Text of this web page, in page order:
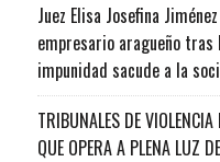
Juez Elisa Josefina
empresario aragueño
impunidad sacude a la
TRIBUNALES DE
QUE OPERA A PLENA LUZ